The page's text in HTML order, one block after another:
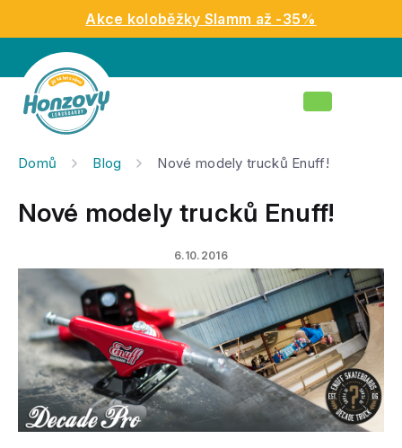
obsah
Akce koloběžky Slamm až -35%
Nákupní
Domů Blog Nové modely trucků Enuff!
Nové modely trucků Enuff!
6.10.2016